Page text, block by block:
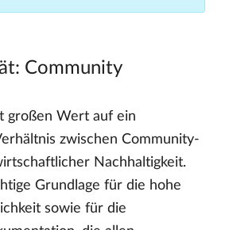
Community
großen Wert auf ein
zwischen Community-
Nachhaltigkeit.
Grundlage für die hohe
sowie für die